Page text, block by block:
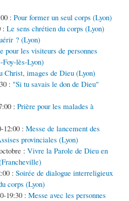
: Pour former un seul corps (Lyon)
: Le sens chrétien du corps (Lyon)
? (Lyon)
pour les visiteurs de personnes
lès-Lyon)
Christ, images de Dieu (Lyon)
: "Si tu savais le don de Dieu"
: Prière pour les malades à
12:00 : Messe de lancement des
provinciales (Lyon)
: Vivre la Parole de Dieu en
: Soirée de dialogue interreligieux
corps (Lyon)
19:30 : Messe avec les personnes